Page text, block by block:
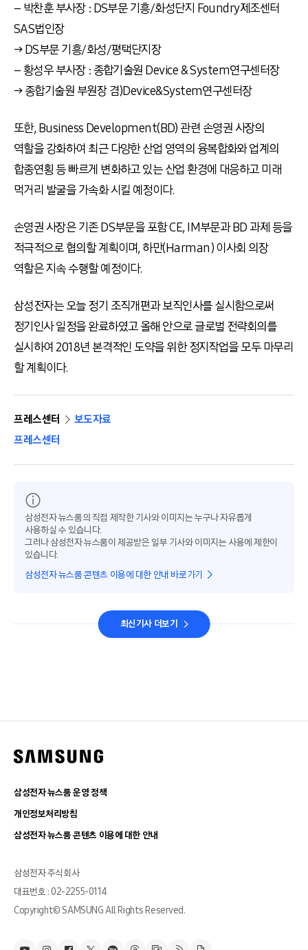
– 박찬훈 부사장 : DS부문 기흥/화성단지 Foundry제조센터
SAS법인장
→ DS부문 기흥/화성/평택단지장
– 황성우 부사장 : 종합기술원 Device & System연구센터장
→ 종합기술원 부원장 겸)Device&System연구센터장
또한, Business Development(BD) 관련 손영권 사장의
역할을 강화하여 최근 다양한 산업 영역의 융복합화와 업계의
합종연횡 등 빠르게 변화하고 있는 산업 환경에 대응하고 미래
먹거리 발굴을 가속화 시킬 예정이다.
손영권 사장은 기존 DS부문을 포함 CE, IM부문과 BD 과제 등을
적극적으로 협의할 계획이며, 하만(Harman) 이사회 의장
역할은 지속 수행할 예정이다.
삼성전자는 오늘 정기 조직개편과 보직인사를 실시함으로써
정기인사 일정을 완료하였고 올해 안으로 글로벌 전략회의를
실시하여 2018년 본격적인 도약을 위한 정지작업을 모두 마무리
할 계획이다.
프레스센터
보도자료
프레스센터
삼성전자 뉴스룸의 직접 제작한 기사와 이미지는 누구나 자유롭게
사용하실 수 있습니다.
그러나 삼성전자 뉴스룸이 제공받은 일부 기사와 이미지는 사용에 제한이
있습니다.
삼성전자 뉴스룸 콘텐츠 이용에 대한 안내 바로가기
최신기사 더보기
삼성전자 뉴스룸 운영 정책
개인정보처리방침
삼성전자 뉴스룸 콘텐츠 이용에 대한 안내
삼성전자 주식회사
대표번호 : 02-2255-0114
Copyright© SAMSUNG All Rights Reserved.